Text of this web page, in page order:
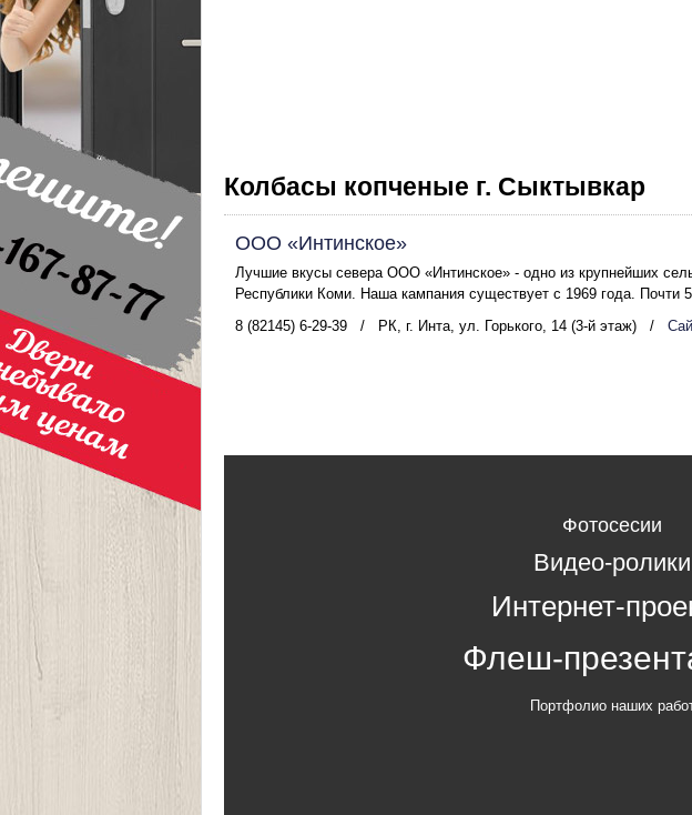
Колбасы копченые г. Сыктывкар
ООО «Интинское»
Лучшие вкусы севера ООО «Интинское» - одно из крупнейших
Республики Коми. Наша кампания существует с 1969 года. Почти
8 (82145) 6-29-39
/ РК, г. Инта, ул. Горького, 14 (3-й этаж) /
Фотосесии
Видео-ролики
Интернет-
Флеш-
Портфолио наших